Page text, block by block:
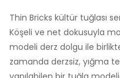
Thin Bricks kültür tuğlası
Köşeli ve net dokusuyla
modeli derz dolgu ile
zamanda derzsiz, yığma